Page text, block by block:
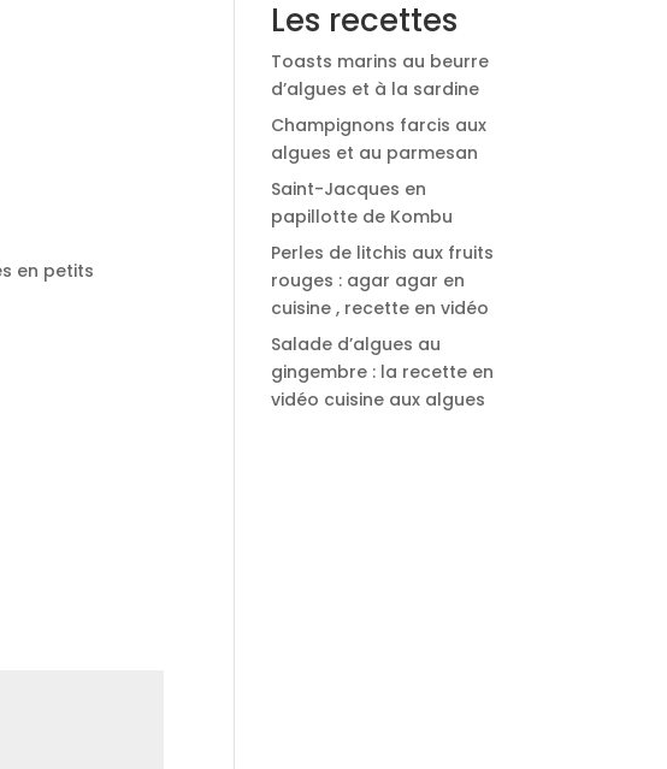
en petits
Les recettes
Toasts marins au beurre
d’algues et à la sardine
Champignons farcis aux
algues et au parmesan
Saint-Jacques en
papillotte de Kombu
Perles de litchis aux fruits
rouges : agar agar en
cuisine , recette en vidéo
Salade d’algues au
gingembre : la recette en
vidéo cuisine aux algues